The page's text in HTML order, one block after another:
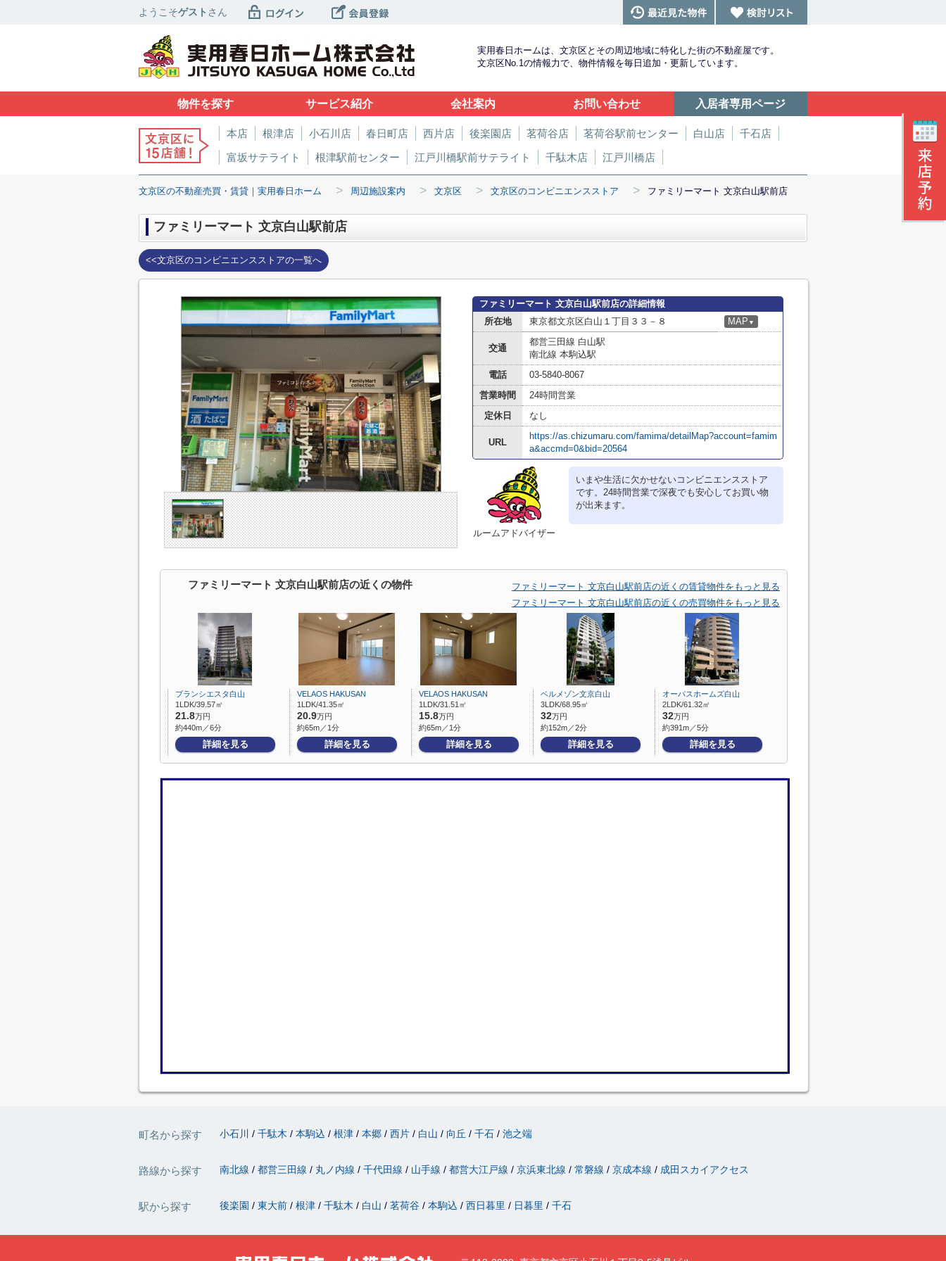
ようこそゲスト さん
実用春日ホームは、文京区とその周辺地域に特化した街の不動産屋です。
文京区No.1の情報力で、物件情報を毎日追加・更新しています。
物件を探す サービス紹介 会社案内 お問い合わせ 入居者専用ページ
本店 根津店 小石川店 春日町店 西片店 後楽園店 茗荷谷店 茗荷谷駅前センター 白山店
千石店
富坂サテライト
根津駅前センター 江戸川橋駅前サテライト 千駄木店 江戸川橋店
文京区の不動産売買・賃貸｜実用春日ホーム > 周辺施設案内 > 文京区 > 文京区のコンビニエンスストア > ファミリーマート 文京白山駅前店
ファミリーマート 文京白山駅前店
<<文京区のコンビニエンスストアの一覧へ
ファミリーマート 文京白山駅前店の詳細情報
所在地
東京都文京区白山１丁目３３－８ MAP ▼
交通
都営三田線 白山駅
南北線 本駒込駅
電話
03-5840-8067
営業時間
24時間営業
定休日
なし
URL
https://as.chizumaru.com/famima/detailMap?account=famim
a&accmd=0&bid=20564
ルームアドバイザー
いまや生活に欠かせないコンビニエンスストア
です。24時間営業で深夜でも安心してお買い物
が出来ます。
ファミリーマート 文京白山駅前店の近くの物件
ファミリーマート 文京白山駅前店の近くの賃貸物件をもっと見る
ファミリーマート 文京白山駅前店の近くの売買物件をもっと見る
ブランシエスタ白山
1LDK/39.57㎡
21.8万円
約440m／6分
詳細を見る
VELAOS HAKUSAN
1LDK/41.35㎡
20.9万円
約65m／1分
詳細を見る
VELAOS HAKUSAN
1LDK/31.51㎡
15.8万円
約65m／1分
詳細を見る
ベルメゾン文京白山
3LDK/68.95㎡
32万円
約152m／2分
詳細を見る
オーパスホームズ白山
2LDK/61.32㎡
32万円
約391m／5分
詳細を見る
町名から探す 小石川 千駄木 本駒込 根津 本郷 西片 白山 向丘 千石 池之端
路線から探す 南北線 都営三田線 丸ノ内線 千代田線 山手線 都営大江戸線 京浜東北線 常磐線 京成本線 成田スカイアクセス
駅から探す 後楽園 東大前 根津 千駄木 白山 茗荷谷 本駒込 西日暮里 日暮里 千石